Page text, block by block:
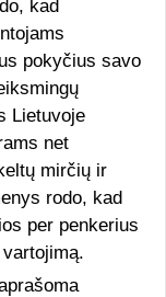
kad
pokyčius savo
Lietuvoje
net
mirčių ir
rodo, kad
per penkerius